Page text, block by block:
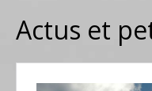
Actus et